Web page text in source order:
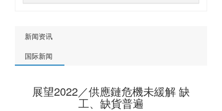
新闻资讯
国际新闻
展望2022／供應鏈危機未緩解 缺
工、缺貨普遍